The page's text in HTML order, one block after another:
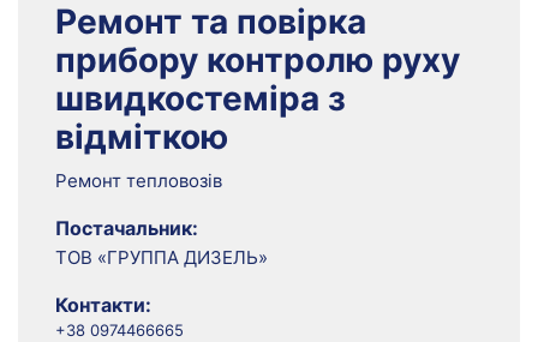
Ремонт та повірка
прибору контролю руху
швидкостеміра з
відміткою
Ремонт тепловозів
Постачальник:
ТОВ «ГРУППА ДИЗЕЛЬ»
Контакти:
+38 0974466665